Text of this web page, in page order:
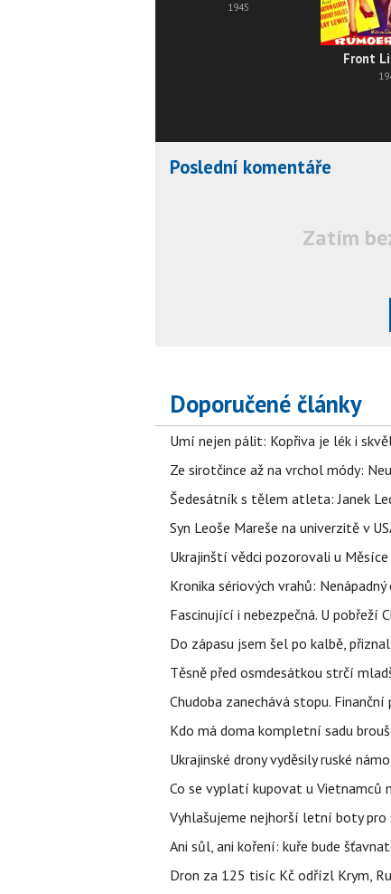
1945
Front
Poslední komentáře
Zatím
Doporučené články
Umí nejen pálit: Kopřiva je lék i
Ze sirotčince až na vrchol módy:
Šedesátník s tělem atleta: Janek
Syn Leoše Mareše na univerzitě v
Ukrajinští vědci pozorovali u
Kronika sériových vrahů:
Fascinující i nebezpečná. U pobřeží
Do zápasu jsem šel po kalbě,
Těsně před osmdesátkou strčí
Chudoba zanechává stopu.
Kdo má doma kompletní sadu
Ukrajinské drony vyděsily ruské
Co se vyplatí kupovat u Vietnamců
Vyhlašujeme nejhorší letní boty
Ani sůl, ani koření: kuře bude
Dron za 125 tisíc Kč odřízl Krym,